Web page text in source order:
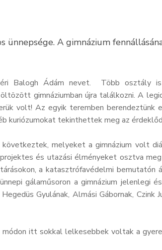
A gimnázium
Balogh Ádám nevet. Több osztály
gimnáziumban újra találkozni. A
volt! Az egyik teremben berendeztünk
kuriózumokat tekinthettek meg az
melyeket a gimnázium volt
és utazási élményeket osztva
a katasztrófavédelmi bemutatón
gálaműsoron a gimnázium jelenlegi
Gyulának, Almási Gábornak, Czink
itt sokkal lelkesebbek voltak a